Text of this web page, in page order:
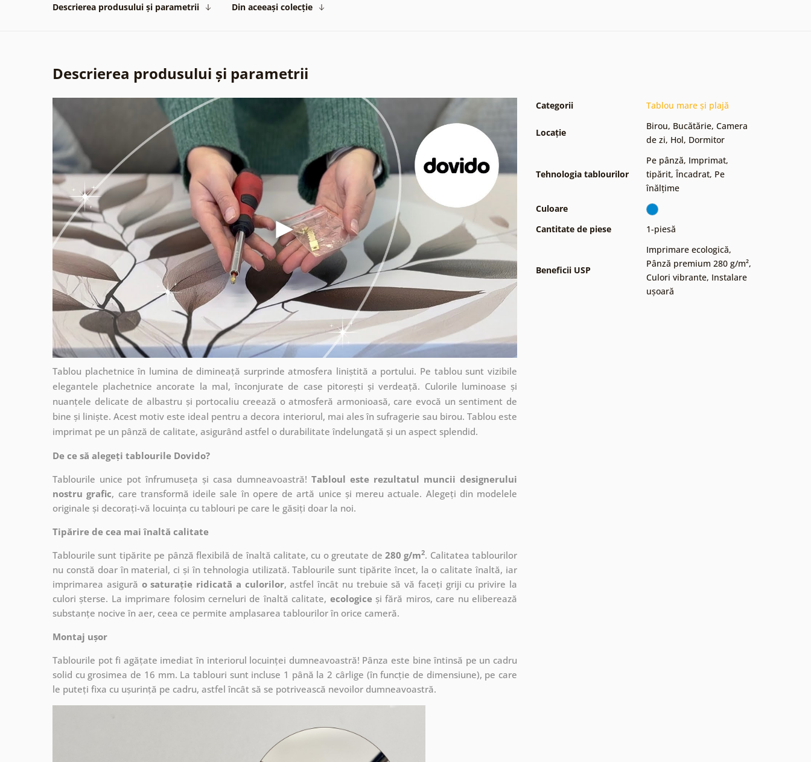
Descrierea produsului și parametrii Din aceeași colecție
Descrierea produsului și parametrii
Tablou plachetnice în lumina de dimineață surprinde atmosfera liniștită a portului. Pe tablou sunt vizibile
elegantele plachetnice ancorate la mal, înconjurate de case pitorești și verdeață. Culorile luminoase și
nuanțele delicate de albastru și portocaliu creează o atmosferă armonioasă, care evocă un sentiment de
bine și liniște. Acest motiv este ideal pentru a decora interiorul, mai ales în sufragerie sau birou. Tablou este
imprimat pe un pânză de calitate, asigurând astfel o durabilitate îndelungată și un aspect splendid.
De ce să alegeți tablourile Dovido?
Tablourile unice pot înfrumuseța și casa dumneavoastră! Tabloul este rezultatul muncii designerului
nostru grafic, care transformă ideile sale în opere de artă unice și mereu actuale. Alegeți din modelele
originale și decorați-vă locuința cu tablouri pe care le găsiți doar la noi.
Tipărire de cea mai înaltă calitate
Tablourile sunt tipărite pe pânză flexibilă de înaltă calitate, cu o greutate de 280 g/m2. Calitatea tablourilor
nu constă doar în material, ci și în tehnologia utilizată. Tablourile sunt tipărite încet, la o calitate înaltă, iar
imprimarea asigură o saturație ridicată a culorilor, astfel încât nu trebuie să vă faceți griji cu privire la
culori șterse. La imprimare folosim cerneluri de înaltă calitate, ecologiceși fără miros, care nu eliberează
substanțe nocive în aer, ceea ce permite amplasarea tablourilor în orice cameră.
Montaj ușor
Tablourile pot fi agățate imediat în interiorul locuinței dumneavoastră! Pânza este bine întinsă pe un cadru
solid cu grosimea de 16 mm. La tablouri sunt incluse 1 până la 2 cârlige (în funcție de dimensiune), pe care
le puteți fixa cu ușurință pe cadru, astfel încât să se potrivească nevoilor dumneavoastră.
Categorii Tablou mare și plajă
Locație
Birou, Bucătărie, Camera
de zi, Hol, Dormitor
Tehnologia tablourilor
Pe pânză, Imprimat,
tipărit,Încadrat, Pe
înălțime
Culoare
Cantitate de piese
1-piesă
Beneficii USP
Imprimare ecologică,
Pânză premium 280 g/m²,
Culori vibrante, Instalare
ușoară